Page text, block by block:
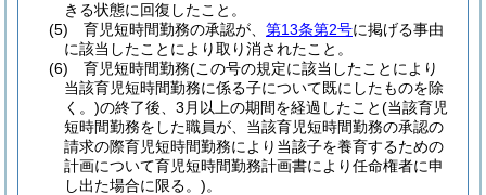
きる状態に回復したこと。
(5)
育児短時間勤務の承認が、 第13条第2号に掲げる事由
に該当したことにより取り消されたこと。
(6)
育児短時間勤務(この号の規定に該当したことにより
当該育児短時間勤務に係る子について既にしたものを除
く。)の終了後、3月以上の期間を経過したこと(当該育児
短時間勤務をした職員が、当該育児短時間勤務の承認の
請求の際育児短時間勤務により当該子を養育するための
計画について育児短時間勤務計画書により任命権者に申
し出た場合に限る。)。